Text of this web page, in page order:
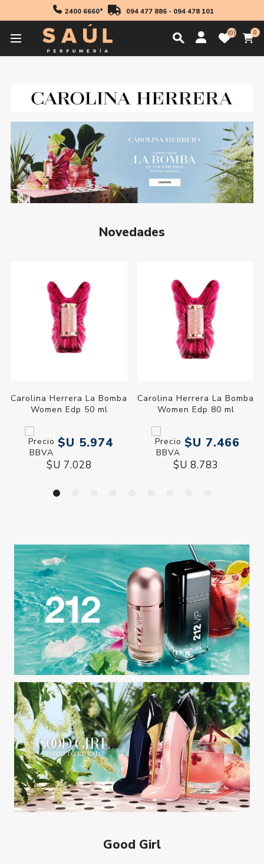
2400 6660* 094 477 886- 094 478 101
0 0
Inicio
Novedades
Carolina Herrera La Bomba
Women Edp 50 ml
$U 5.974
$U 7.028
Carolina Herrera La Bomba
Women Edp 80 ml
$U 7.466
$U 8.783
Good Girl